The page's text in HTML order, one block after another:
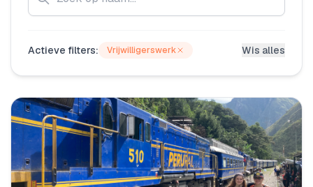
Actieve filters: Vrijwilligerswerk Wis alles